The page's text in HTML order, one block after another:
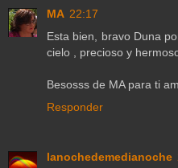
MA 22:17
Esta bien, bravo Duna
cielo , precioso y
Besosss de MA para ti
Responder
lanochedemedianoche